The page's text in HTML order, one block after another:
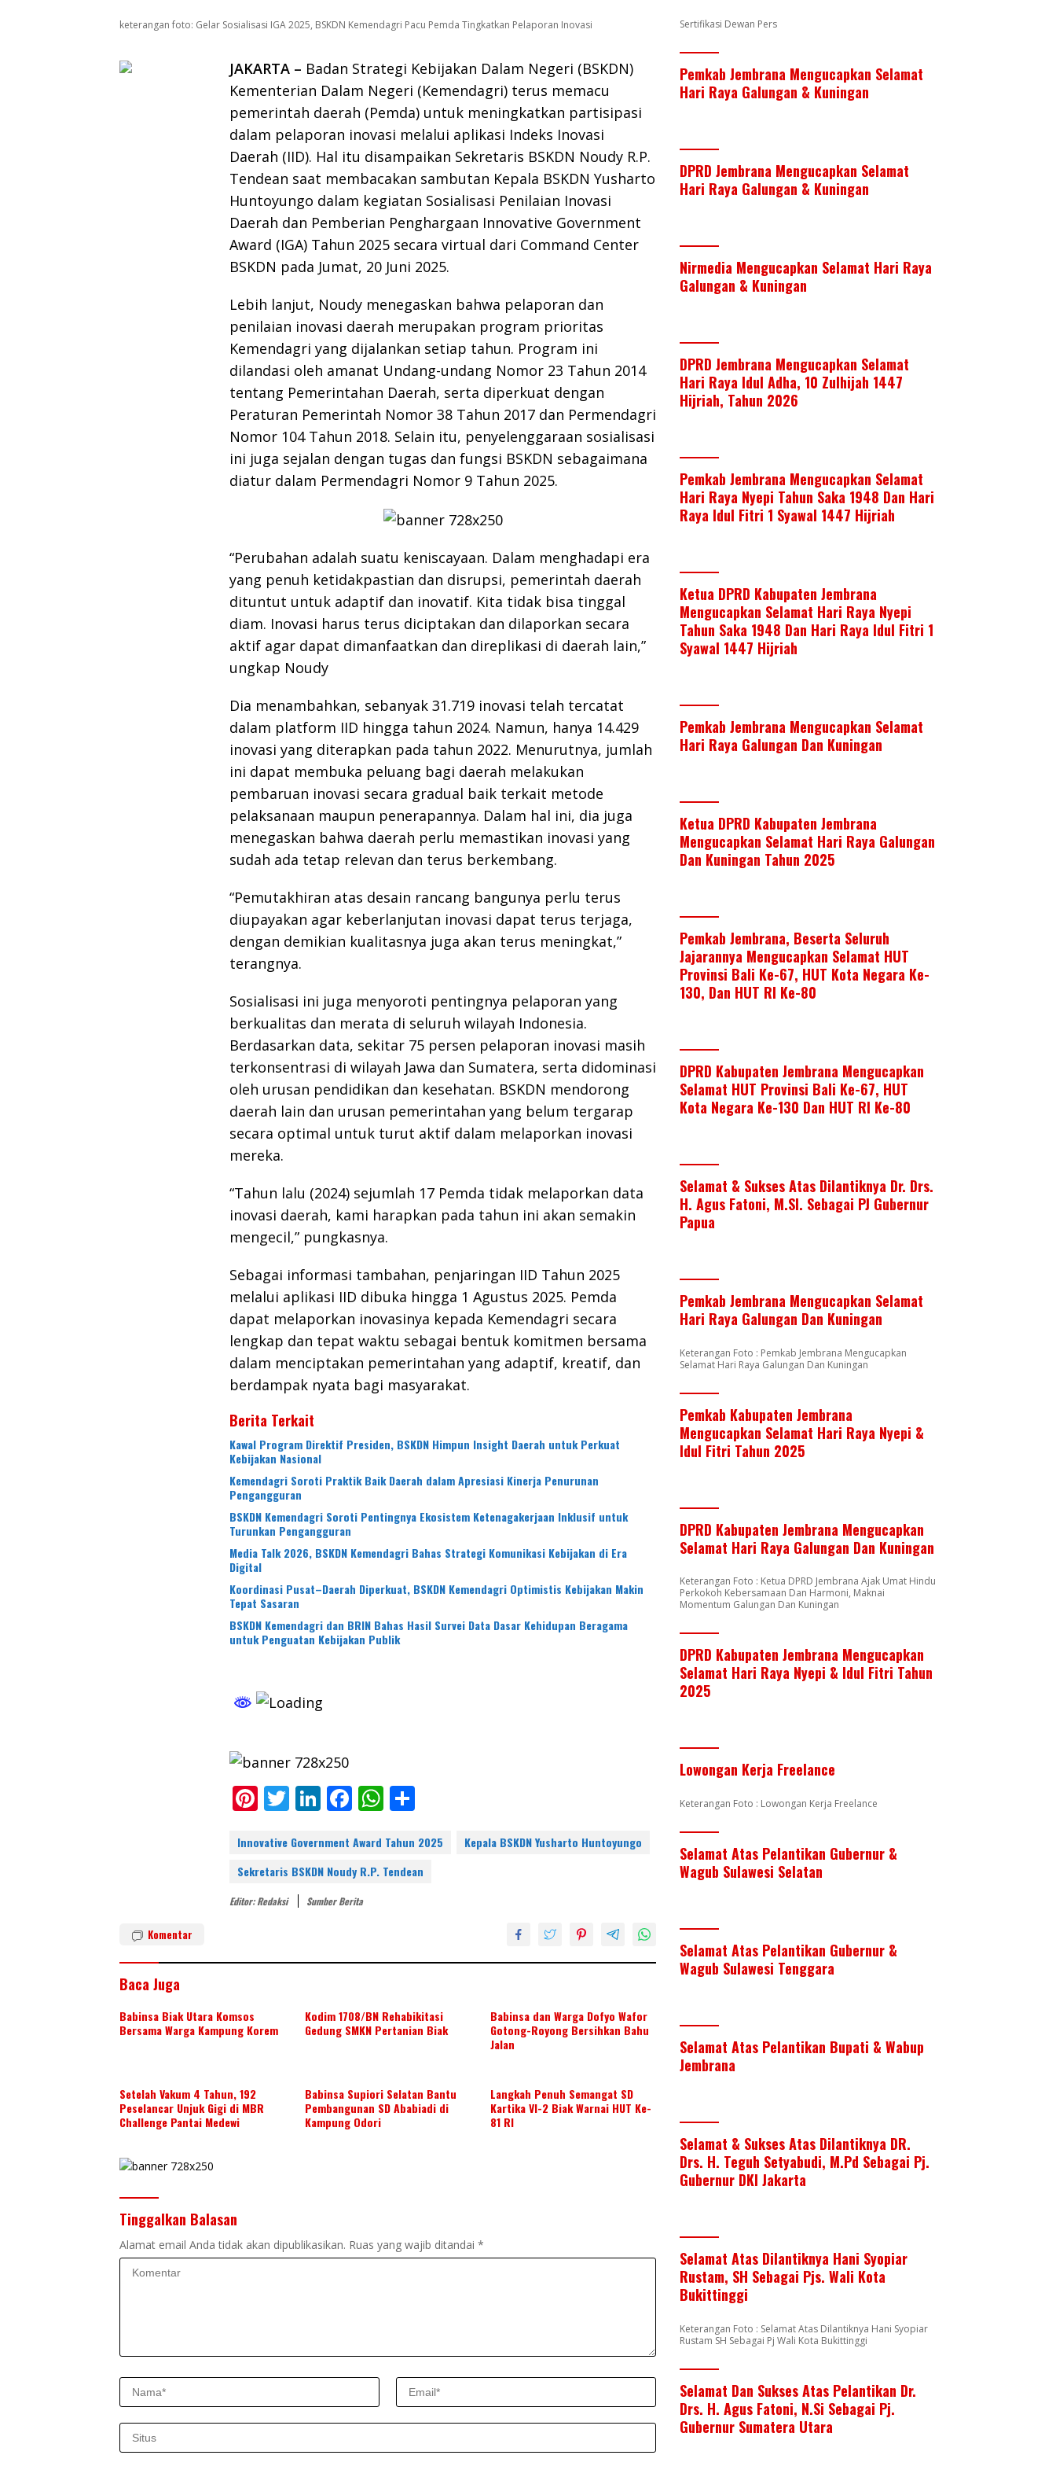
keterangan foto: Gelar Sosialisasi IGA 2025, BSKDN Kemendagri Pacu Pemda Tingkatkan Pelaporan Inovasi
JAKARTA – Badan Strategi Kebijakan Dalam Negeri (BSKDN)
Kementerian Dalam Negeri (Kemendagri) terus memacu
pemerintah daerah (Pemda) untuk meningkatkan partisipasi
dalam pelaporan inovasi melalui aplikasi Indeks Inovasi
Daerah (IID). Hal itu disampaikan Sekretaris BSKDN Noudy R.P.
Tendean saat membacakan sambutan Kepala BSKDN Yusharto
Huntoyungo dalam kegiatan Sosialisasi Penilaian Inovasi
Daerah dan Pemberian Penghargaan Innovative Government
Award (IGA) Tahun 2025 secara virtual dari Command Center
BSKDN pada Jumat, 20 Juni 2025.
Lebih lanjut, Noudy menegaskan bahwa pelaporan dan
penilaian inovasi daerah merupakan program prioritas
Kemendagri yang dijalankan setiap tahun. Program ini
dilandasi oleh amanat Undang-undang Nomor 23 Tahun 2014
tentang Pemerintahan Daerah, serta diperkuat dengan
Peraturan Pemerintah Nomor 38 Tahun 2017 dan Permendagri
Nomor 104 Tahun 2018. Selain itu, penyelenggaraan sosialisasi
ini juga sejalan dengan tugas dan fungsi BSKDN sebagaimana
diatur dalam Permendagri Nomor 9 Tahun 2025.
“Perubahan adalah suatu keniscayaan. Dalam menghadapi era
yang penuh ketidakpastian dan disrupsi, pemerintah daerah
dituntut untuk adaptif dan inovatif. Kita tidak bisa tinggal
diam. Inovasi harus terus diciptakan dan dilaporkan secara
aktif agar dapat dimanfaatkan dan direplikasi di daerah lain,”
ungkap Noudy
Dia menambahkan, sebanyak 31.719 inovasi telah tercatat
dalam platform IID hingga tahun 2024. Namun, hanya 14.429
inovasi yang diterapkan pada tahun 2022. Menurutnya, jumlah
ini dapat membuka peluang bagi daerah melakukan
pembaruan inovasi secara gradual baik terkait metode
pelaksanaan maupun penerapannya. Dalam hal ini, dia juga
menegaskan bahwa daerah perlu memastikan inovasi yang
sudah ada tetap relevan dan terus berkembang.
“Pemutakhiran atas desain rancang bangunya perlu terus
diupayakan agar keberlanjutan inovasi dapat terus terjaga,
dengan demikian kualitasnya juga akan terus meningkat,”
terangnya.
Sosialisasi ini juga menyoroti pentingnya pelaporan yang
berkualitas dan merata di seluruh wilayah Indonesia.
Berdasarkan data, sekitar 75 persen pelaporan inovasi masih
terkonsentrasi di wilayah Jawa dan Sumatera, serta didominasi
oleh urusan pendidikan dan kesehatan. BSKDN mendorong
daerah lain dan urusan pemerintahan yang belum tergarap
secara optimal untuk turut aktif dalam melaporkan inovasi
mereka.
“Tahun lalu (2024) sejumlah 17 Pemda tidak melaporkan data
inovasi daerah, kami harapkan pada tahun ini akan semakin
mengecil,” pungkasnya.
Sebagai informasi tambahan, penjaringan IID Tahun 2025
melalui aplikasi IID dibuka hingga 1 Agustus 2025. Pemda
dapat melaporkan inovasinya kepada Kemendagri secara
lengkap dan tepat waktu sebagai bentuk komitmen bersama
dalam menciptakan pemerintahan yang adaptif, kreatif, dan
berdampak nyata bagi masyarakat.
Berita Terkait
Kawal Program Direktif Presiden, BSKDN Himpun Insight Daerah untuk Perkuat
Kebijakan Nasional
Kemendagri Soroti Praktik Baik Daerah dalam Apresiasi Kinerja Penurunan
Pengangguran
BSKDN Kemendagri Soroti Pentingnya Ekosistem Ketenagakerjaan Inklusif untuk
Turunkan Pengangguran
Media Talk 2026, BSKDN Kemendagri Bahas Strategi Komunikasi Kebijakan di Era
Digital
Koordinasi Pusat–Daerah Diperkuat, BSKDN Kemendagri Optimistis Kebijakan Makin
Tepat Sasaran
BSKDN Kemendagri dan BRIN Bahas Hasil Survei Data Dasar Kehidupan Beragama
untuk Penguatan Kebijakan Publik
Pi
er
e
st
T
itt
er
Li
k
e
dI
F
e
b
o
W
at
s
ar
e
Innovative Government Award Tahun 2025
Kepala BSKDN Yusharto Huntoyungo
Sekretaris BSKDN Noudy R.P. Tendean
Editor: Redaksi Sumber Berita
Komentar
Baca Juga
Babinsa Biak Utara Komsos
Bersama Warga Kampung Korem
Kodim 1708/BN Rehabikitasi
Gedung SMKN Pertanian Biak
Babinsa dan Warga Dofyo Wafor
Gotong-Royong Bersihkan Bahu
Jalan
Setelah Vakum 4 Tahun, 192
Peselancar Unjuk Gigi di MBR
Challenge Pantai Medewi
Babinsa Supiori Selatan Bantu
Pembangunan SD Ababiadi di
Kampung Odori
Langkah Penuh Semangat SD
Kartika VI-2 Biak Warnai HUT Ke-
81 RI
Tinggalkan Balasan
Alamat email Anda tidak akan dipublikasikan. Ruas yang wajib ditandai *
Sertifikasi Dewan Pers
Pemkab Jembrana Mengucapkan Selamat
Hari Raya Galungan & Kuningan
DPRD Jembrana Mengucapkan Selamat
Hari Raya Galungan & Kuningan
Nirmedia Mengucapkan Selamat Hari Raya
Galungan & Kuningan
DPRD Jembrana Mengucapkan Selamat
Hari Raya Idul Adha, 10 Zulhijah 1447
Hijriah, Tahun 2026
Pemkab Jembrana Mengucapkan Selamat
Hari Raya Nyepi Tahun Saka 1948 Dan Hari
Raya Idul Fitri 1 Syawal 1447 Hijriah
Ketua DPRD Kabupaten Jembrana
Mengucapkan Selamat Hari Raya Nyepi
Tahun Saka 1948 Dan Hari Raya Idul Fitri 1
Syawal 1447 Hijriah
Pemkab Jembrana Mengucapkan Selamat
Hari Raya Galungan Dan Kuningan
Ketua DPRD Kabupaten Jembrana
Mengucapkan Selamat Hari Raya Galungan
Dan Kuningan Tahun 2025
Pemkab Jembrana, Beserta Seluruh
Jajarannya Mengucapkan Selamat HUT
Provinsi Bali Ke-67, HUT Kota Negara Ke-
130, Dan HUT RI Ke-80
DPRD Kabupaten Jembrana Mengucapkan
Selamat HUT Provinsi Bali Ke-67, HUT
Kota Negara Ke-130 Dan HUT RI Ke-80
Selamat & Sukses Atas Dilantiknya Dr. Drs.
H. Agus Fatoni, M.SI. Sebagai PJ Gubernur
Papua
Pemkab Jembrana Mengucapkan Selamat
Hari Raya Galungan Dan Kuningan
Keterangan Foto : Pemkab Jembrana Mengucapkan
Selamat Hari Raya Galungan Dan Kuningan
Pemkab Kabupaten Jembrana
Mengucapkan Selamat Hari Raya Nyepi &
Idul Fitri Tahun 2025
DPRD Kabupaten Jembrana Mengucapkan
Selamat Hari Raya Galungan Dan Kuningan
Keterangan Foto : Ketua DPRD Jembrana Ajak Umat Hindu
Perkokoh Kebersamaan Dan Harmoni, Maknai
Momentum Galungan Dan Kuningan
DPRD Kabupaten Jembrana Mengucapkan
Selamat Hari Raya Nyepi & Idul Fitri Tahun
2025
Lowongan Kerja Freelance
Keterangan Foto : Lowongan Kerja Freelance
Selamat Atas Pelantikan Gubernur &
Wagub Sulawesi Selatan
Selamat Atas Pelantikan Gubernur &
Wagub Sulawesi Tenggara
Selamat Atas Pelantikan Bupati & Wabup
Jembrana
Selamat & Sukses Atas Dilantiknya DR.
Drs. H. Teguh Setyabudi, M.Pd Sebagai Pj.
Gubernur DKI Jakarta
Selamat Atas Dilantiknya Hani Syopiar
Rustam, SH Sebagai Pjs. Wali Kota
Bukittinggi
Keterangan Foto : Selamat Atas Dilantiknya Hani Syopiar
Rustam SH Sebagai Pj Wali Kota Bukittinggi
Selamat Dan Sukses Atas Pelantikan Dr.
Drs. H. Agus Fatoni, N.Si Sebagai Pj.
Gubernur Sumatera Utara